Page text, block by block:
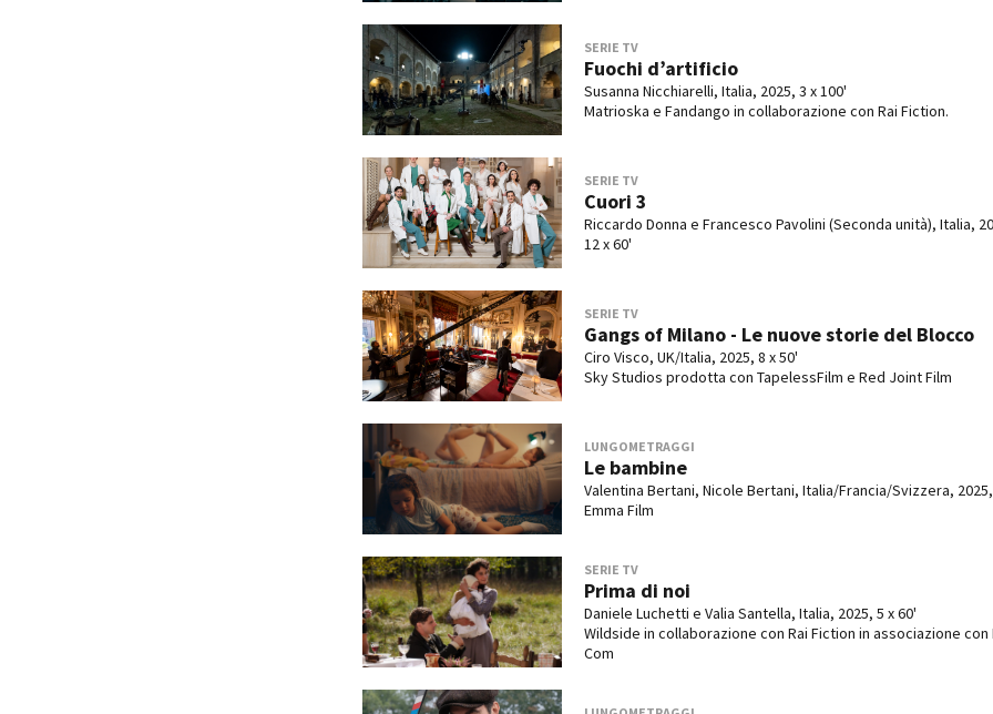
SERIE TV
Fuochi d’artificio
Susanna Nicchiarelli, Italia, 2025, 3 x 100'
Matrioska e Fandango in collaborazione con Rai Fiction.
SERIE TV
Cuori 3
Riccardo Donna e Francesco Pavolini (Seconda unità), Italia,
12 x 60'
SERIE TV
Gangs of Milano - Le nuove storie del Blocco
Ciro Visco, UK/Italia, 2025, 8 x 50'
Sky Studios prodotta con TapelessFilm e Red Joint Film
LUNGOMETRAGGI
Le bambine
Valentina Bertani, Nicole Bertani, Italia/Francia/Svizzera,
Emma Film
SERIE TV
Prima di noi
Daniele Luchetti e Valia Santella, Italia, 2025, 5 x 60'
Wildside in collaborazione con Rai Fiction in associazione con
Com